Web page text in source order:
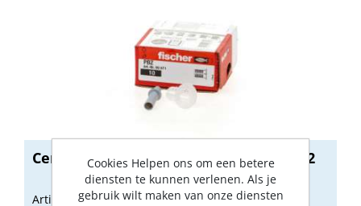
Centreerhuls PBZ voor M8, M10 en M12
Artikelnummer: 1139018
Cookies Helpen ons om een betere
diensten te kunnen verlenen. Als je
gebruik wilt maken van onze diensten